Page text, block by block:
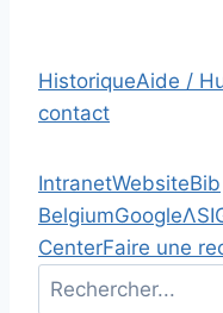
HistoriqueAide /
contact
IntranetWebsiteBib
BelgiumGoogleΛ
CenterFaire une